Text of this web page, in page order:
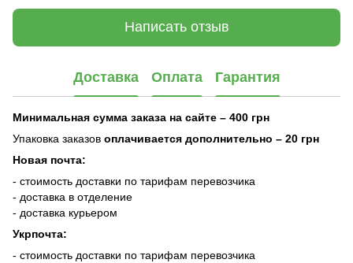
Написать отзыв
Доставка Оплата Гарантия
Минимальная сумма заказа на сайте – 400 грн
Упаковка заказов оплачивается дополнительно – 20 грн
Новая почта:
- стоимость доставки по тарифам перевозчика
- доставка в отделение
- доставка курьером
Укрпочта:
- стоимость доставки по тарифам перевозчика